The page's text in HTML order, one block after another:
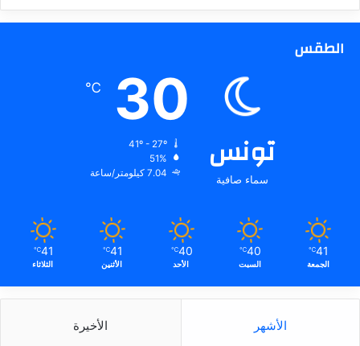
الطقس
تونس
سماء صافية
30
℃
51%
7.04 كيلومتر/ساعة
41
℃
الجمعة
40
℃
السبت
40
℃
الأحد
41
℃
الأثنين
41
℃
الثلاثاء
الأشهر الأخيرة